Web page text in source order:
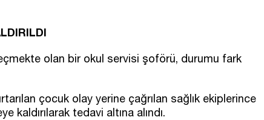
olan bir okul servisi şoförü, durumu fark
çocuk olay yerine çağrılan sağlık ekiplerince
kaldırılarak tedavi altına alındı.